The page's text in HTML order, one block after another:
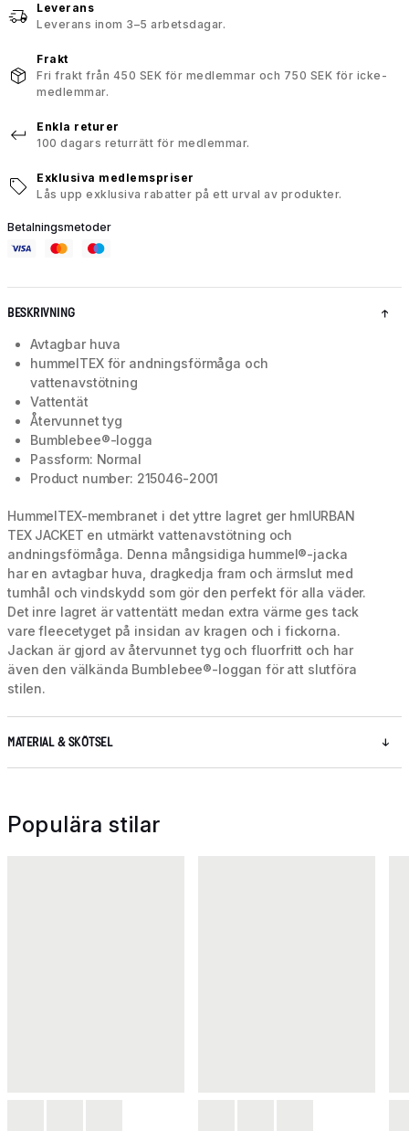
Leverans
Leverans inom 3–5 arbetsdagar.
Frakt
Fri frakt från 450 SEK för medlemmar och 750 SEK för icke-
medlemmar.
Enkla returer
100 dagars returrätt för medlemmar.
Exklusiva medlemspriser
Lås upp exklusiva rabatter på ett urval av produkter.
Betalningsmetoder
BESKRIVNING
Avtagbar huva
hummelTEX för andningsförmåga och
vattenavstötning
Vattentät
Återvunnet tyg
Bumblebee®-logga
Passform: Normal
Product number: 215046-2001
HummelTEX-membranet i det yttre lagret ger hmlURBAN
TEX JACKET en utmärkt vattenavstötning och
andningsförmåga. Denna mångsidiga hummel®-jacka
har en avtagbar huva, dragkedja fram och ärmslut med
tumhål och vindskydd som gör den perfekt för alla väder.
Det inre lagret är vattentätt medan extra värme ges tack
vare fleecetyget på insidan av kragen och i fickorna.
Jackan är gjord av återvunnet tyg och fluorfritt och har
även den välkända Bumblebee®-loggan för att slutföra
stilen.
MATERIAL & SKÖTSEL
Populära stilar